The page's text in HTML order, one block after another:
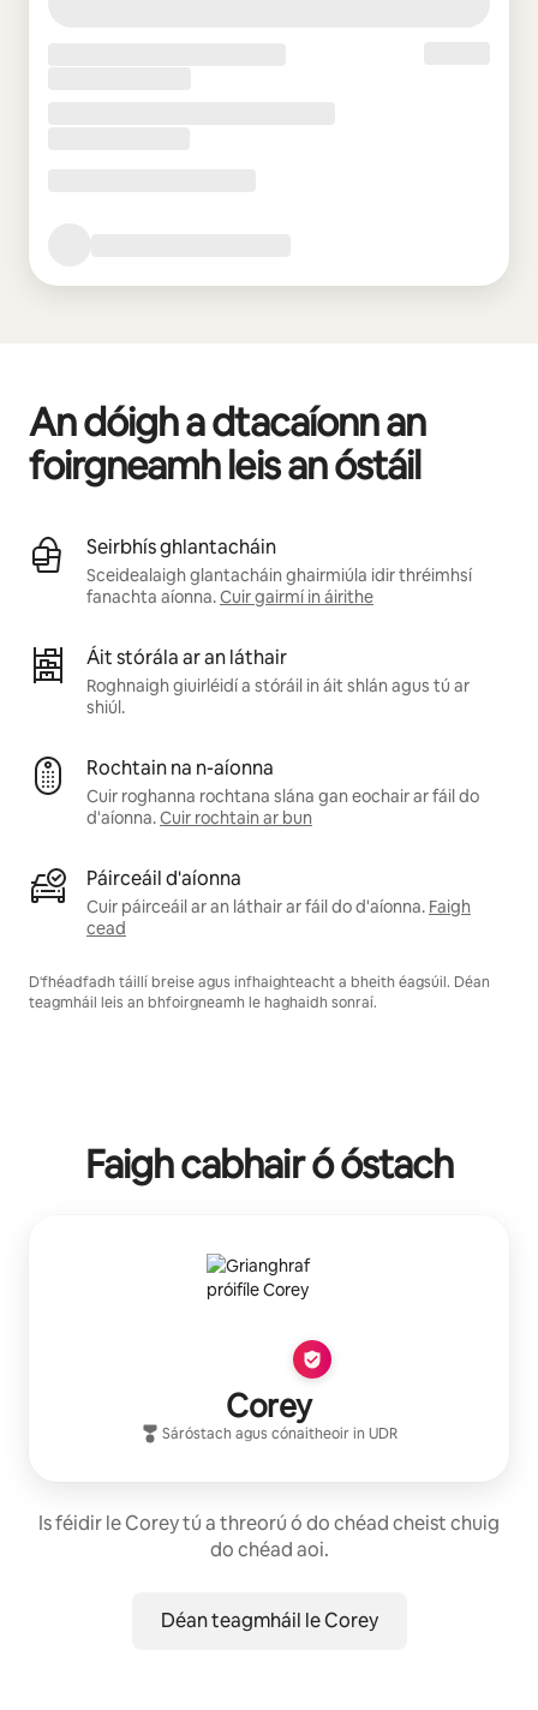
An dóigh a dtacaíonn an
foirgneamh leis an óstáil
Seirbhís ghlantacháin
Sceidealaigh glantacháin ghairmiúla idir thréimhsí
fanachta aíonna.Cuir gairmí in áirithe
Áit stórála ar an láthair
Roghnaigh giuirléidí a stóráil in áit shlán agus tú ar
shiúl.
Rochtain na n-aíonna
Cuir roghanna rochtana slána gan eochair ar fáil do
d'aíonna.Cuir rochtain ar bun
Páirceáil d'aíonna
Cuir páirceáil ar an láthair ar fáil do d'aíonna. Faigh
cead
D'fhéadfadh táillí breise agus infhaighteacht a bheith éagsúil. Déan
teagmháil leis an bhfoirgneamh le haghaidh sonraí.
Faigh cabhair ó óstach
Corey
Sáróstach agus cónaitheoir in UDR
Is féidir le Corey tú a threorú ó do chéad cheist chuig
do chéad aoi.
Déan teagmháil le Corey